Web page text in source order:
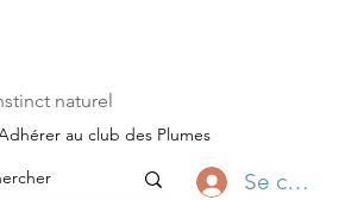
naturel
au club des Plumes
Se